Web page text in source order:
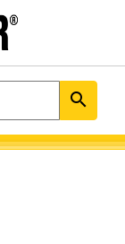
search